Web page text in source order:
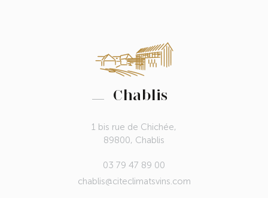
Chablis
1 bis rue de Chichée,
89800, Chablis
03 79 47 89 00
chablis@citeclimatsvins.com